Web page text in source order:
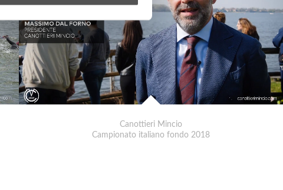
Canottieri Mincio
Campionato italiano fondo 2018